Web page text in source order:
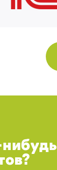
нибудь